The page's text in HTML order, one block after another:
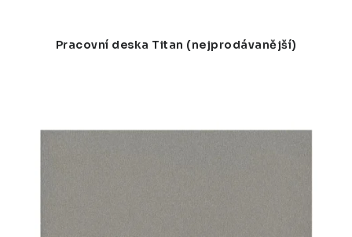
Pracovní deska Titan (nejprodávanější)